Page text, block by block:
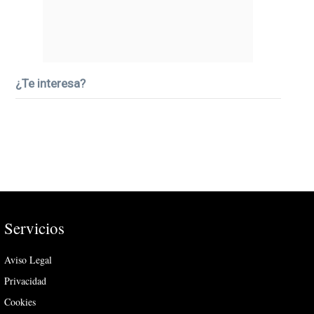
¿Te interesa?
Servicios
Aviso Legal
Privacidad
Cookies